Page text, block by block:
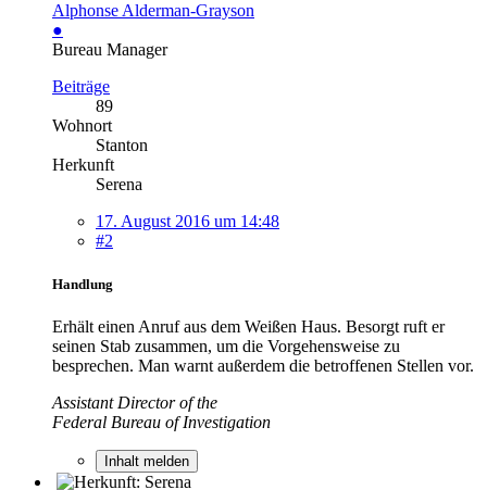
Alphonse Alderman-Grayson
●
Bureau Manager
Beiträge
89
Wohnort
Stanton
Herkunft
Serena
17. August 2016 um 14:48
#2
Handlung
Erhält einen Anruf aus dem Weißen Haus. Besorgt ruft er
seinen Stab zusammen, um die Vorgehensweise zu
besprechen. Man warnt außerdem die betroffenen Stellen vor.
Assistant Director of the
Federal Bureau of Investigation
Inhalt melden